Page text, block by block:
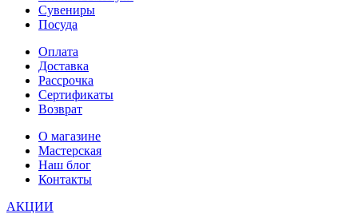
Сувениры
Посуда
Оплата
Доставка
Рассрочка
Сертификаты
Возврат
О магазине
Мастерская
Наш блог
Контакты
АКЦИИ